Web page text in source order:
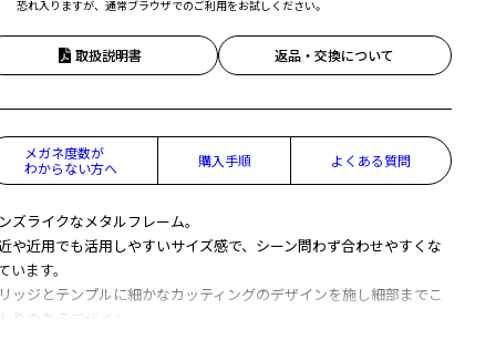
恐れ入りますが、通常ブラウザでのご利用をお試しください。
取扱説明書 返品・交換について
メガネ度数が
わからない方へ
購入手順 よくある質問
ズライクなメタルフレーム。
や近用でも活用しやすいサイズ感で、シーン問わず合わせやすくな
います。
ッジとテンプルに細かなカッティングのデザインを施し細部までこ
わりのあるデザイン。